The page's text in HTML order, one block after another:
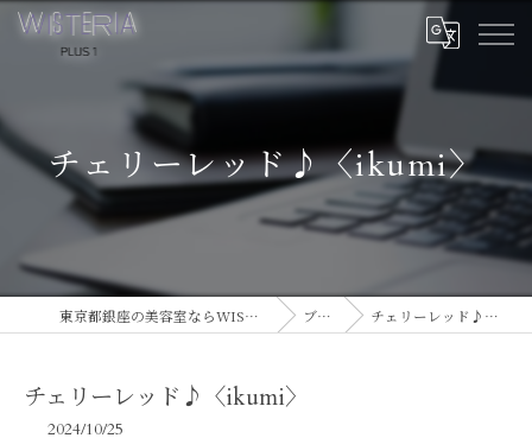
チェリーレッド♪〈ikumi〉
東京都銀座の美容室ならWISTERIA PLUS 1 ブログ チェリーレッド♪〈ikumi〉
チェリーレッド♪〈ikumi〉
2024/10/25